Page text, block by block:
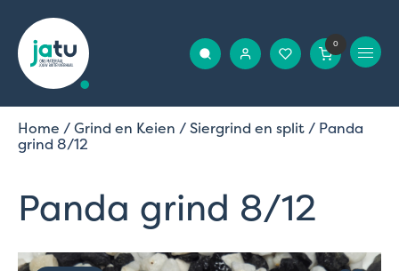
0
Home /Grind en Keien /Siergrind en split/ Panda
grind 8/12
Panda grind 8/12